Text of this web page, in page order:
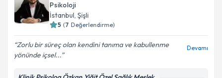
Psikoloji
İstanbul, Şişli
5 (7 Değerlendirme)
Zorlu bir süreç olan kendini tanıma ve kabullenme
yönünde içsel...
Devamı